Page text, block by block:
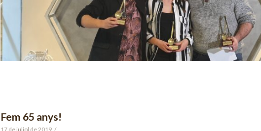
Fem 65 anys!
17 de juliol de 2019 /